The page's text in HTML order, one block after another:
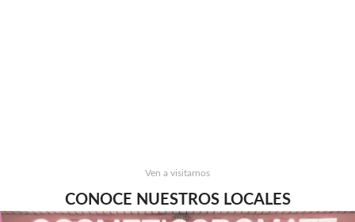
Ven a visitarnos
CONOCE NUESTROS LOCALES